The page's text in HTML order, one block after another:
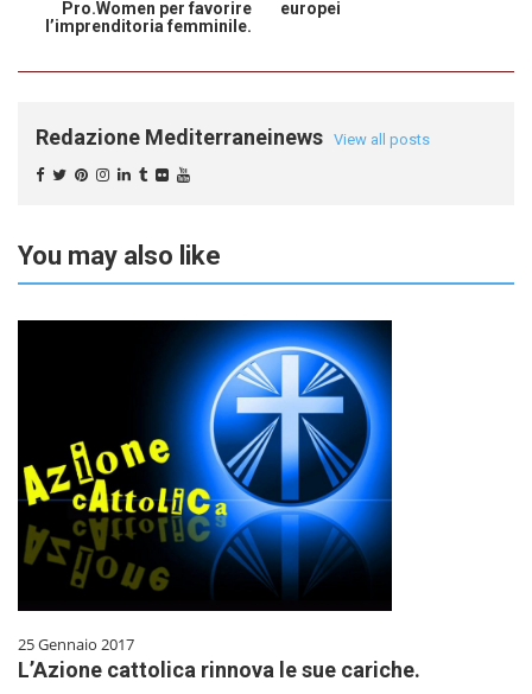
Pro.Women per favorire
l’imprenditoria femminile.
europei
Redazione Mediterraneinews View all posts
You may also like
25 Gennaio 2017
L’Azione cattolica rinnova le sue cariche.